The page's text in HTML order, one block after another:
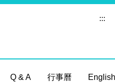
:::
Q & A 行事曆 English